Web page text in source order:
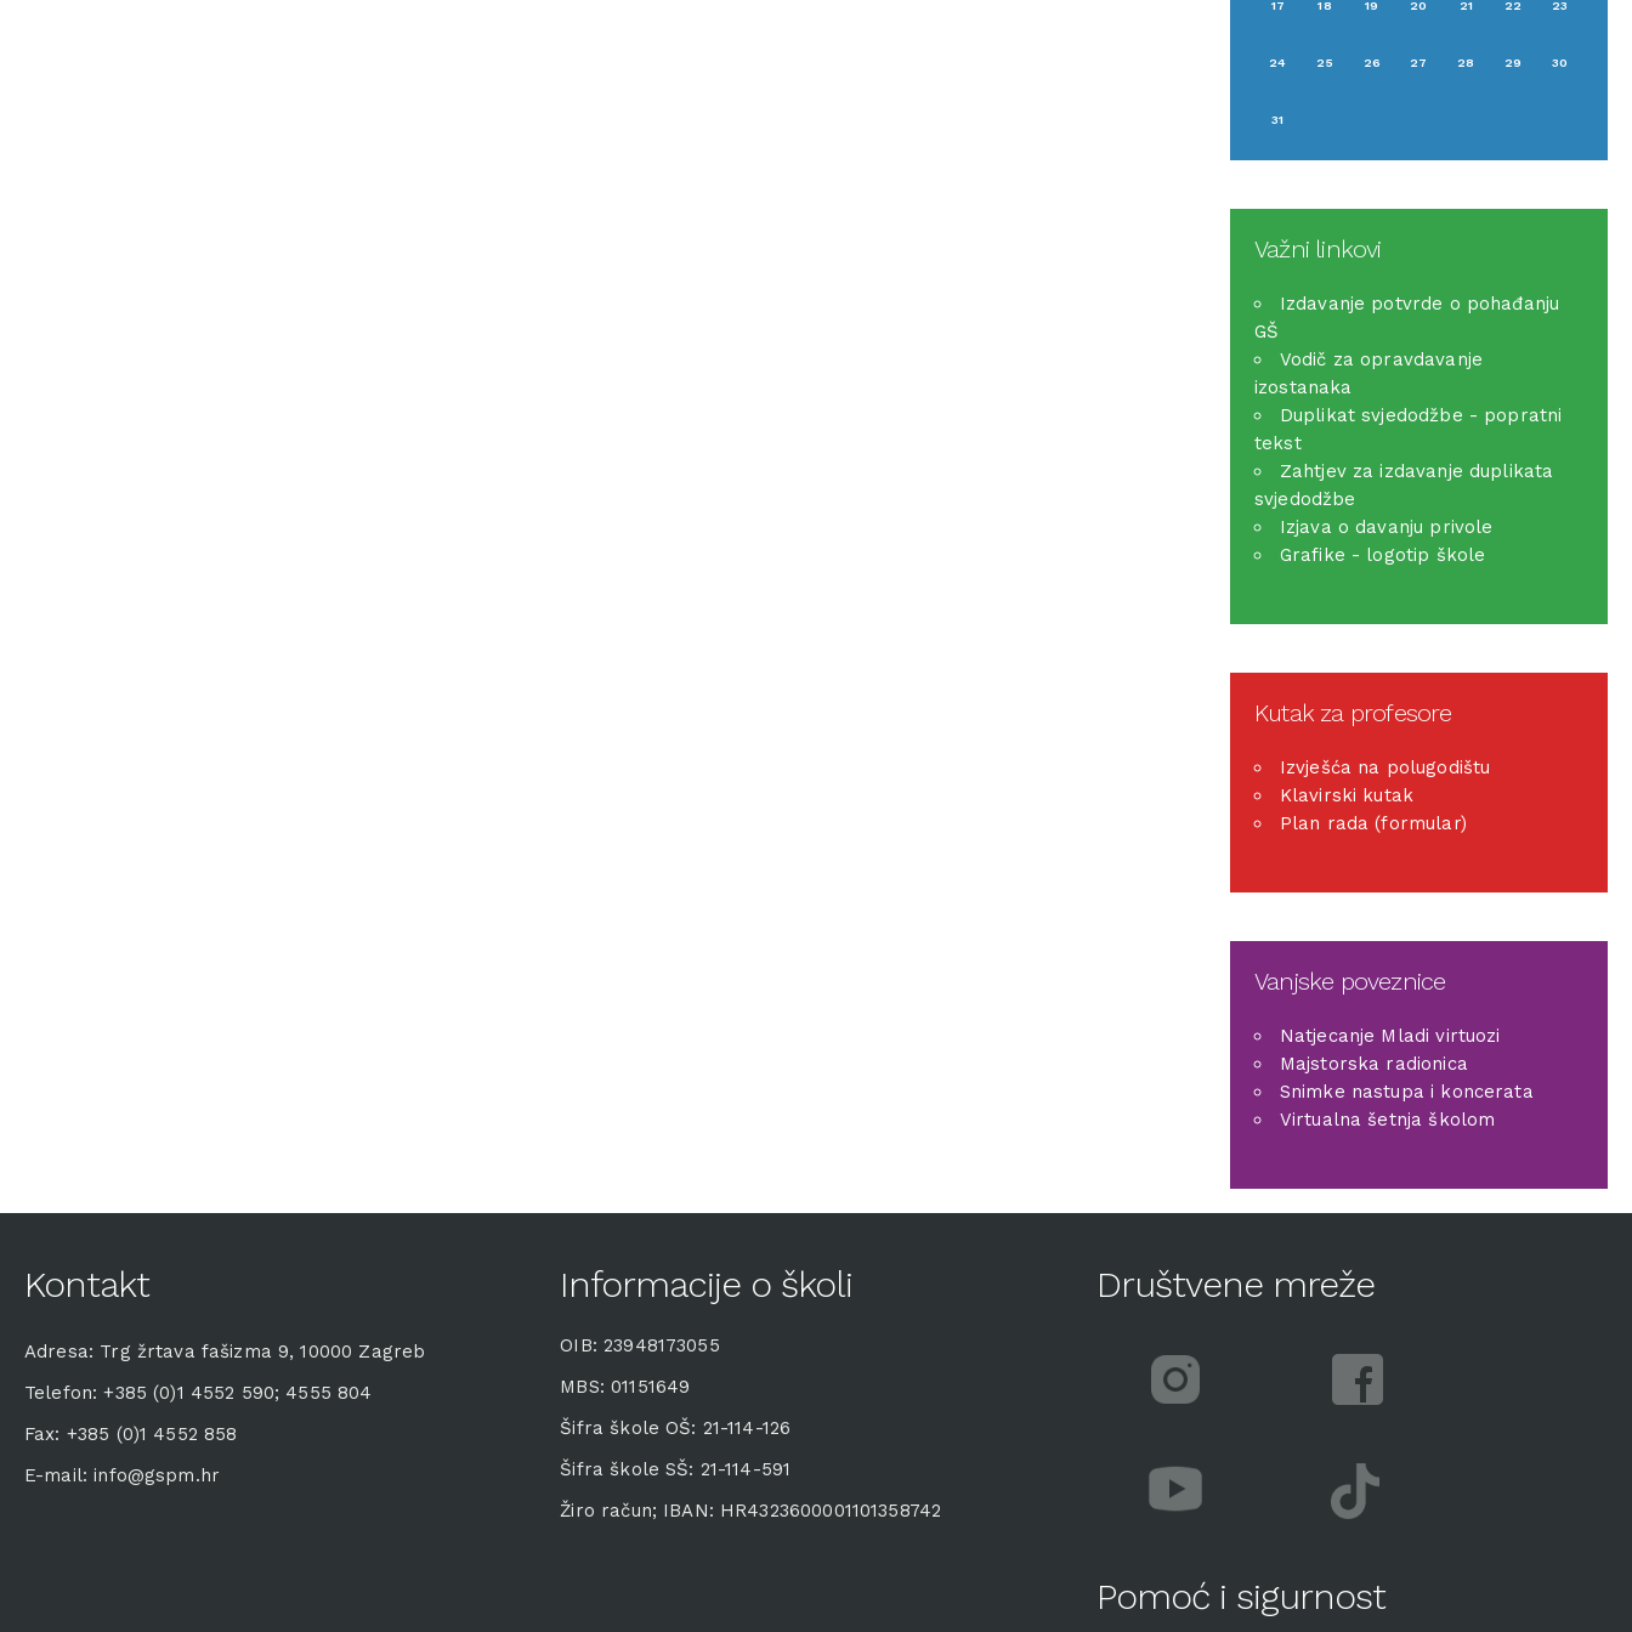
17 18 19 20 21 22 23
24 25 26 27 28 29 30
31
Važni linkovi
Izdavanje potvrde o pohađanju
GŠ
Vodič za opravdavanje
izostanaka
Duplikat svjedodžbe - popratni
tekst
Zahtjev za izdavanje duplikata
svjedodžbe
Izjava o davanju privole
Grafike - logotip škole
Kutak za profesore
Izvješća na polugodištu
Klavirski kutak
Plan rada (formular)
Vanjske poveznice
Natjecanje Mladi virtuozi
Majstorska radionica
Snimke nastupa i koncerata
Virtualna šetnja školom
Kontakt
Adresa: Trg žrtava fašizma 9, 10000 Zagreb
Telefon: +385 (0)1 4552 590; 4555 804
Fax: +385 (0)1 4552 858
E-mail: info@gspm.hr
Informacije o školi
OIB: 23948173055
MBS: 01151649
Šifra škole OŠ: 21-114-126
Šifra škole SŠ: 21-114-591
Žiro račun; IBAN: HR4323600001101358742
Društvene mreže
Pomoć i sigurnost